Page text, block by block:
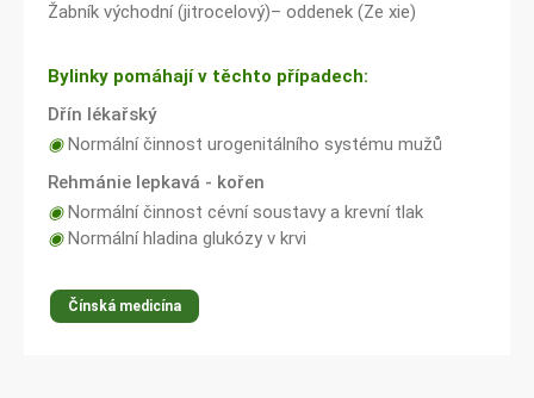
Žabník východní (jitrocelový)– oddenek (Ze xie)
Bylinky pomáhají v těchto případech:
Dřín lékařský
◉Normální činnost urogenitálního systému mužů
Rehmánie lepkavá - kořen
◉Normální činnost cévní soustavy a krevní tlak
◉Normální hladina glukózy v krvi
Čínská medicína